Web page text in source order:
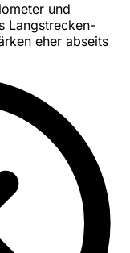
und
Langstrecken-
eher abseits